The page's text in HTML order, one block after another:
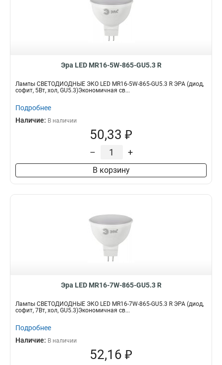
Эра LED MR16-5W-865-GU5.3 R
Лампы СВЕТОДИОДНЫЕ ЭКО LED MR16-5W-865-GU5.3 R ЭРА (диод,
софит, 5Вт, хол, GU5.3)Экономичная св...
Подробнее
Наличие: В наличии
50,33 ₽
– +
В корзину
Эра LED MR16-7W-865-GU5.3 R
Лампы СВЕТОДИОДНЫЕ ЭКО LED MR16-7W-865-GU5.3 R ЭРА (диод,
софит, 7Вт, хол, GU5.3)Экономичная св...
Подробнее
Наличие: В наличии
52,16 ₽